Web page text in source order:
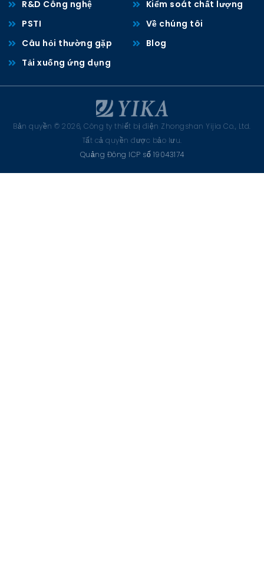
R&D Công nghệ
PSTI
Câu hỏi thường gặp
Tải xuống ứng dụng
Kiểm soát chất lượng
Về chúng tôi
Blog
Bản quyền © 2026, Công ty thiết bị điện Zhongshan Yijia Co., Ltd.
Tất cả quyền được bảo lưu.
Quảng Đông ICP số 19043174